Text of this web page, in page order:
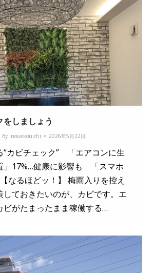
をしましょう
By inouekouichi 2026年5月22日
“カビチェック” 「エアコンに生
」17%…健康に影響も 「スマホ
なるほどッ！】 梅雨入りを控え
しておきたいのが、カビです。エ
ビがたまったまま稼働する…